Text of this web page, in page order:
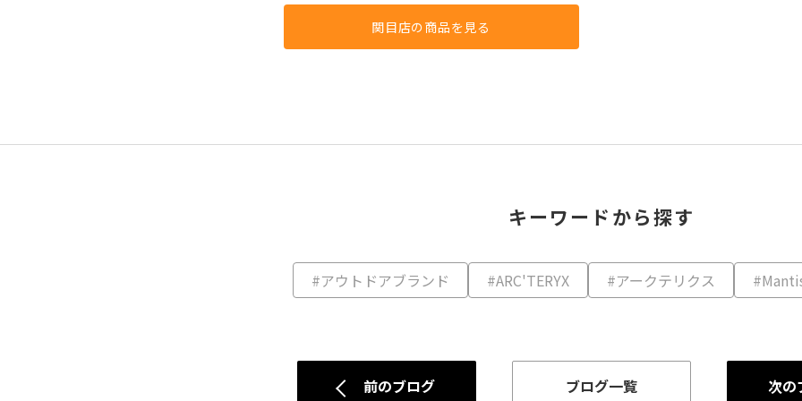
関目店の商品を見る
キーワードから探す
#アウトドアブランド #ARC'TERYX #アークテリクス
前のブログ ブログ一覧 次の